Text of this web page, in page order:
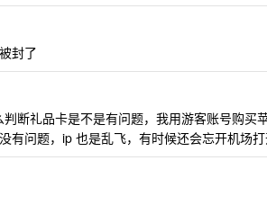
封了
判断礼品卡是不是有问题，我用游客账号购买
有问题，ip 也是乱飞，有时候还会忘开机场